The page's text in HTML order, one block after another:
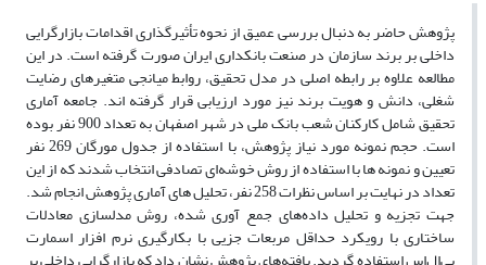
پژوهش حاضر به دنبال بررسی عمیق از نحوه تأثیرگذاری اقدامات بازارگرایی
داخلی بر برند سازمان در صنعت بانکداری ایران صورت گرفته است. در این
مطالعه علاوه بر رابطه اصلی در مدل تحقیق، روابط میانجی متغیرهای رضایت
شغلی، دانش و هویت برند نیز مورد ارزیابی قرار گرفته اند. جامعه آماری
تحقیق شامل کارکنان شعب بانک ملی در شهر اصفهان به تعداد 900 نفر بوده
است. حجم نمونه مورد نیاز پژوهش، با استفاده از جدول مورگان 269 نفر
تعیین و نمونه ها با استفاده از روش خوشه‌ای تصادفی انتخاب شدند که از این
تعداد در نهایت بر اساس نظرات 258 نفر، تحلیل های آماری پژوهش انجام شد.
جهت تجزیه و تحلیل داده‌های جمع آوری شده، روش مدلسازی معادلات
ساختاری با رویکرد حداقل مربعات جزیی با بکارگیری نرم افزار اسمارت